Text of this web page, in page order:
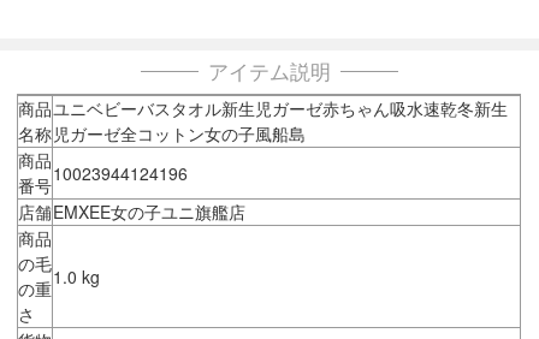
アイテム説明
商品
名称
ユニベビーバスタオル新生児ガーゼ赤ちゃん吸水速乾冬新生
児ガーゼ全コットン女の子風船島
商品
番号10023944124196
店舗EMXEE女の子ユニ旗艦店
商品
の毛
の重
さ
1.0 kg